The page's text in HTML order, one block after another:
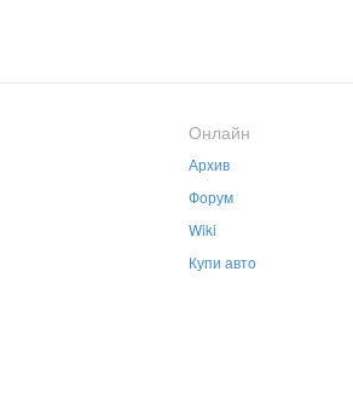
Онлайн
Архив
Форум
Wiki
Купи авто